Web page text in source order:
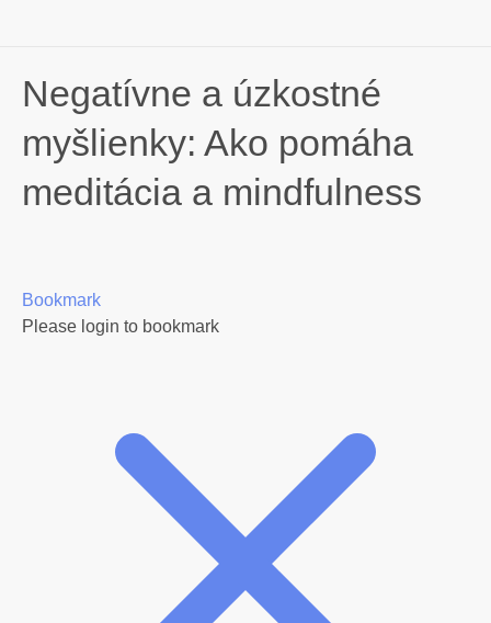
Negatívne a úzkostné
myšlienky: Ako pomáha
meditácia a mindfulness
Bookmark
Please login to bookmark